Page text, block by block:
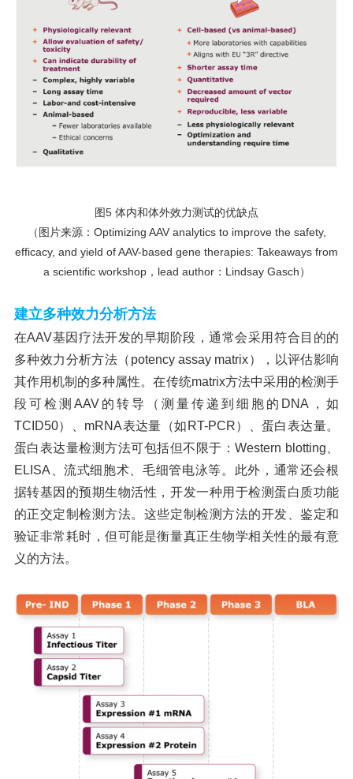
图5 体内和体外效力测试的优缺点
（图片来源： Optimizing AAV analytics to improve the safety,
efficacy, and yield of AAV-based gene therapies: Takeaways from
a scientific workshop，lead author：Lindsay Gasch）
建立多种效力分析方法
在AAV基因疗法开发的早期阶段，通常会采用符合目的的
多种效力分析方法（potency assay matrix）
，以评估影响
其作用机制的多种属性。在传统matrix方法中采用的检测手
段可检测AAV的转导（测量传递到细胞的DNA，如
TCID50）、mRNA表达量（如RT-PCR）、蛋白表达量。
蛋白表达量检测方法可包括但不限于：Western blotting、
ELISA、流式细胞术、毛细管电泳等。此外，通常还会根
据转基因的预期生物活性，开发一种用于检测蛋白质功能
的正交定制检测方法。这些定制检测方法的开发、鉴定和
验证非常耗时，但可能是衡量真正生物学相关性的最有意
义的方法。